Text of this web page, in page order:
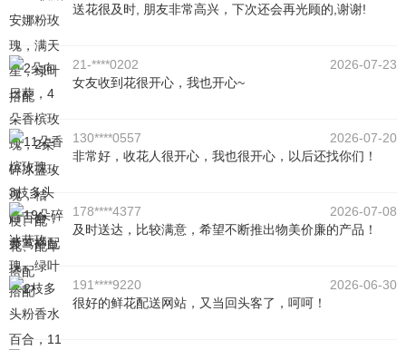
送花很及时, 朋友非常高兴，下次还会再光顾的,谢谢!
21-****0202
2026-07-23
女友收到花很开心，我也开心~
130****0557
2026-07-20
非常好，收花人很开心，我也很开心，以后还找你们！
178****4377
2026-07-08
及时送达，比较满意，希望不断推出物美价廉的产品！
191****9220
2026-06-30
很好的鲜花配送网站，又当回头客了，呵呵！